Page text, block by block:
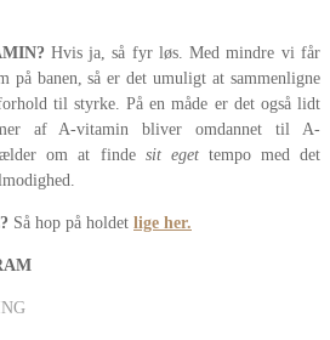
Hvis ja, så fyr løs. Med mindre vi får
på banen, så er det umuligt at sammenligne
til styrke. På en måde er det også lidt
af A-vitamin bliver omdannet til A-
om at finde sit egettempo med det
Så hop på holdet lige her.